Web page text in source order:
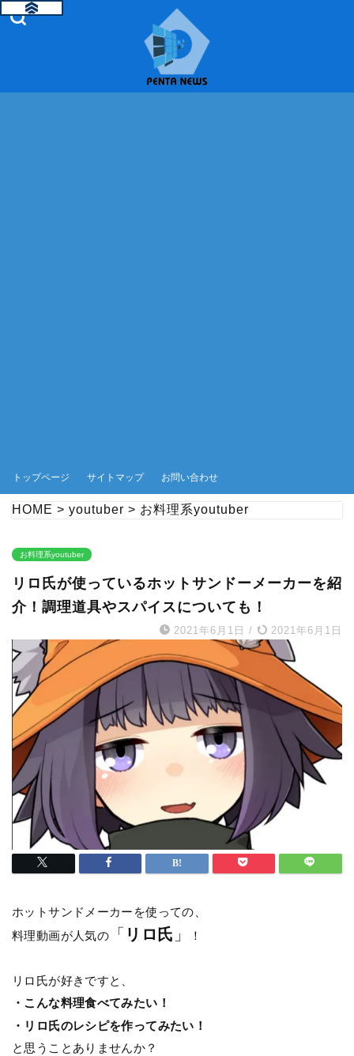
トップページ サイトマップ お問い合わせ
HOME > youtuber > お料理系youtuber
お料理系youtuber
リロ氏が使っているホットサンドーメーカーを紹
介！調理道具やスパイスについても！
2021年6月1日 / 2021年6月1日
ホットサンドメーカーを使っての、
料理動画が人気の
「 リロ氏 」 ！
リロ氏が好きですと、
・こんな料理食べてみたい！
・リロ氏のレシピを作ってみたい！
と思うことありませんか？